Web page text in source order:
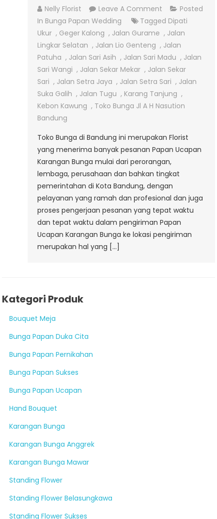
Nelly Florist Leave A Comment On
Toko
Bunga
Hand
Bouquet
Jalan
Nasution
Bandung
Posted
In Bunga Papan Wedding Tagged Dipati
Ukur , Geger Kalong , Jalan Gurame , Jalan
Lingkar Selatan , Jalan Lio Genteng , Jalan
Patuha , Jalan Sari Asih , Jalan Sari Madu , Jalan
Sari Wangi , Jalan Sekar Mekar , Jalan Sekar
Sari , Jalan Setra Jaya , Jalan Setra Sari , Jalan
Suka Galih , Jalan Tugu , Karang Tanjung ,
Kebon Kawung , Toko Bunga Jl A H Nasution
Bandung
Toko Bunga di Bandung ini merupakan Florist
yang menerima banyak pesanan Papan Ucapan
Karangan Bunga mulai dari perorangan,
lembaga, perusahaan dan bahkan tingkat
pemerintahan di Kota Bandung, dengan
pelayanan yang ramah dan profesional dan juga
proses pengerjaan pesanan yang tepat waktu
dan tepat waktu dalam pengiriman Papan
Ucapan Karangan Bunga ke lokasi pengiriman
merupakan hal yang […]
Kategori Produk
Bouquet Meja
Bunga Papan Duka Cita
Bunga Papan Pernikahan
Bunga Papan Sukses
Bunga Papan Ucapan
Hand Bouquet
Karangan Bunga
Karangan Bunga Anggrek
Karangan Bunga Mawar
Standing Flower
Standing Flower Belasungkawa
Standing Flower Sukses